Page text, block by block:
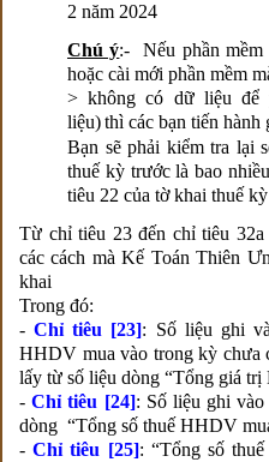
2 năm 2024
Chú ý:- Nếu phần mềm
hoặc cài mới phần mềm
> không có dữ liệu để
liệu)thì các bạn tiến hành
Bạn sẽ phải kiểm tra lại
thuế kỳ trước là bao
tiêu 22 của tờ khai thuế
Từ chỉ tiêu 23 đến chỉ tiêu
các cách mà Kế Toán Thiên
khai
Trong đó:
-Chỉ tiêu [23]: Số liệu ghi
HHDV mua vào trong kỳ chưa
lấy từ số liệu dòng “Tổng giá
-Chỉ tiêu [24]: Số liệu ghi
dòng “Tổng số thuế HHDV
-Chỉ tiêu [25]: “Tổng số